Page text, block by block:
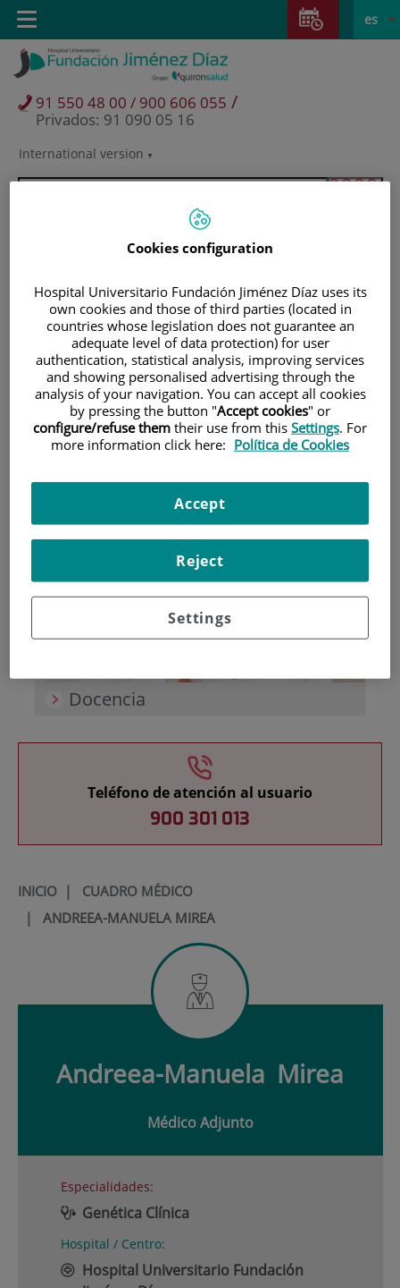
Saltar al contenido
Saltar
contenido
Selector
activo
es
International version
91 550 48 00 / 900 606 055 /
Privados: 91 090 05 16
Toggle
navigation
Pacientes y visitantes
Investigación
Docencia
Teléfono de atención al usuario
900 301 013
INICIO| CUADRO MÉDICO
| ANDREEA-MANUELA MIREA
Andreea-Manuela Mirea
Médico Adjunto
Especialidades:
Genética Clínica
Hospital / Centro:
Hospital Universitario Fundación
Cookies configuration
Hospital Universitario Fundación Jiménez Díaz uses its
own cookies and those of third parties (located in
countries whose legislation does not guarantee an
adequate level of data protection) for user
authentication, statistical analysis, improving services
and showing personalised advertising through the
analysis of your navigation. You can accept all cookies
by pressing the button "Accept cookies" or
configure/refuse them their use from this Settings. For
more information click here: Política de Cookies
Settings
Reject
Accept